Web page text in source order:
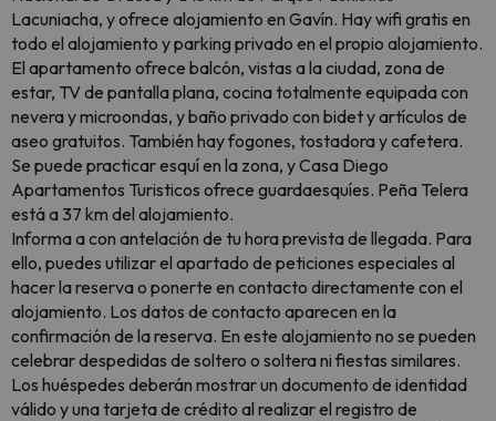
Lacuniacha, y ofrece alojamiento en Gavín. Hay wifi gratis en
todo el alojamiento y parking privado en el propio alojamiento.
El apartamento ofrece balcón, vistas a la ciudad, zona de
estar, TV de pantalla plana, cocina totalmente equipada con
nevera y microondas, y baño privado con bidet y artículos de
aseo gratuitos. También hay fogones, tostadora y cafetera.
Se puede practicar esquí en la zona, y Casa Diego
Apartamentos Turisticos ofrece guardaesquíes. Peña Telera
está a 37 km del alojamiento.
Informa a con antelación de tu hora prevista de llegada. Para
ello, puedes utilizar el apartado de peticiones especiales al
hacer la reserva o ponerte en contacto directamente con el
alojamiento. Los datos de contacto aparecen en la
confirmación de la reserva. En este alojamiento no se pueden
celebrar despedidas de soltero o soltera ni fiestas similares.
Los huéspedes deberán mostrar un documento de identidad
válido y una tarjeta de crédito al realizar el registro de